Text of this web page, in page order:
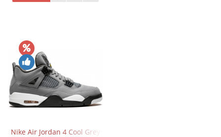
Nike Air Jordan 4 Cool Grey